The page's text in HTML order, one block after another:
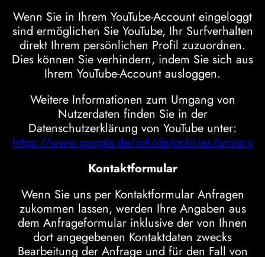
Wenn Sie in Ihrem YouTube-Account eingeloggt
sind ermöglichen Sie YouTube, Ihr Surfverhalten
direkt Ihrem persönlichen Profil zuzuordnen.
Dies können Sie verhindern, indem Sie sich aus
Ihrem YouTube-Account ausloggen.
Weitere Informationen zum Umgang von
Nutzerdaten finden Sie in der
Datenschutzerklärung von YouTube unter:
https://www.google.de/intl/de/policies/privacy
Kontaktformular
Wenn Sie uns per Kontaktformular Anfragen
zukommen lassen, werden Ihre Angaben aus
dem Anfrageformular inklusive der von Ihnen
dort angegebenen Kontaktdaten zwecks
Bearbeitung der Anfrage und für den Fall von